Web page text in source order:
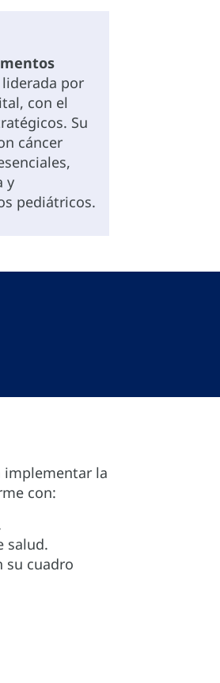
por
con el
Su
cáncer
y
pediátricos.
implementar la
con:
salud.
su cuadro